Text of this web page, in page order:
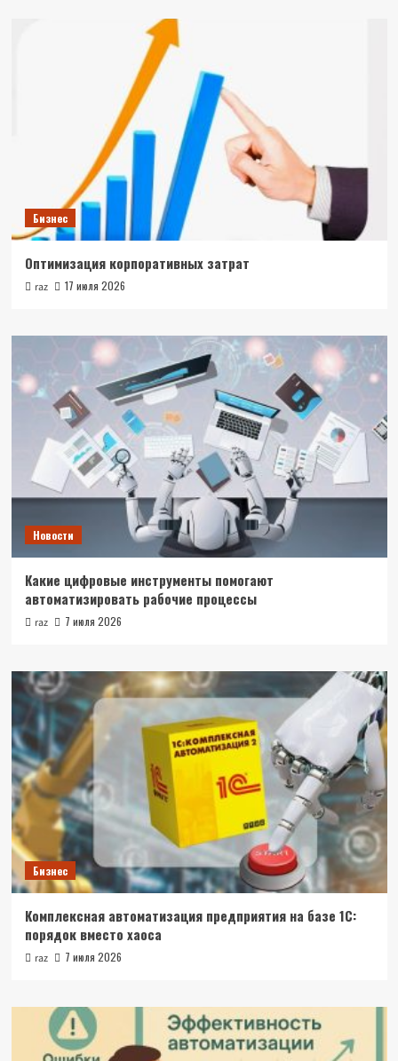
Бизнес
Оптимизация корпоративных затрат
raz 17 июля 2026
Новости
Какие цифровые инструменты помогают
автоматизировать рабочие процессы
raz 7 июля 2026
Бизнес
Комплексная автоматизация предприятия на базе 1С:
порядок вместо хаоса
raz 7 июля 2026